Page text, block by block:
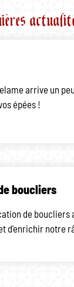
arrive un
épées !
boucliers
de boucliers
d'enrichir notre